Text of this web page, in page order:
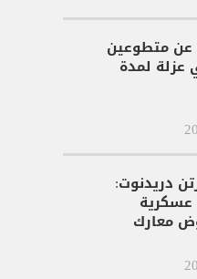
عن متطوعين
لمدة
دريدنوت:
عسكرية
معارك